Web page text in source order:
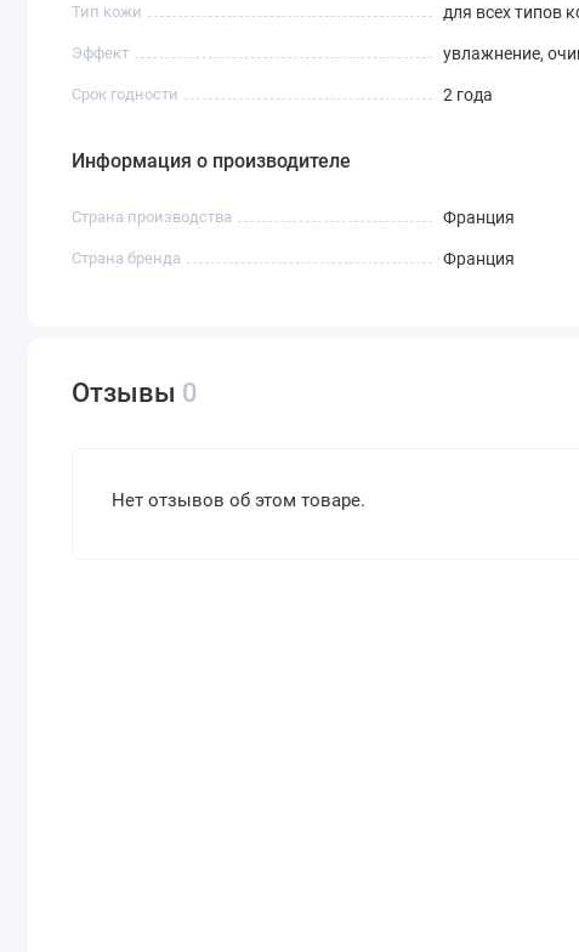
Тип кожи для всех типов
Эффект увлажнение,
Срок годности 2 года
Информация о производителе
Страна производства Франция
Страна бренда Франция
Отзывы 0
Нет отзывов об этом товаре.